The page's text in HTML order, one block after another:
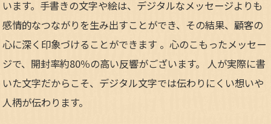
います。手書きの文字や絵は、デジタルなメッセージよりも
感情的なつながりを生み出すことができ、その結果、顧客の
心に深く印象づけることができます 。心のこもったメッセー
ジで、開封率約80％の高い反響がございます。 人が実際に書
いた文字だからこそ、デジタル文字では伝わりにくい想いや
人柄が伝わります。